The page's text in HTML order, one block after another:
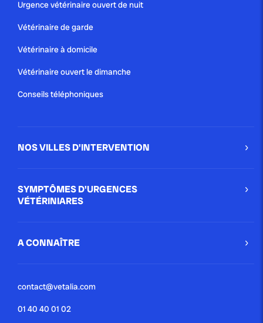
Urgence vétérinaire ouvert de nuit
Vétérinaire de garde
Vétérinaire à domicile
Vétérinaire ouvert le dimanche
Conseils téléphoniques
NOS VILLES D'INTERVENTION
SYMPTÔMES D'URGENCES
VÉTÉRINIARES
A CONNAÎTRE
contact@vetalia.com
01 40 40 01 02